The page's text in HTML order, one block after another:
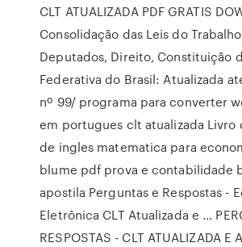
CLT ATUALIZADA PDF GRATIS
Consolidação das Leis do
Deputados, Direito, Constituição
Federativa do Brasil: Atualizada
nº 99/ programa para converter
em portugues clt atualizada Livro
de ingles matematica para
blume pdf prova e contabilidade
apostila Perguntas e Respostas -
Eletrônica CLT Atualizada e ...
RESPOSTAS - CLT ATUALIZADA E